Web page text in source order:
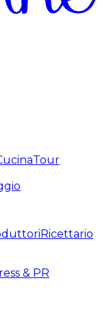
Tour
Ricettario
& PR